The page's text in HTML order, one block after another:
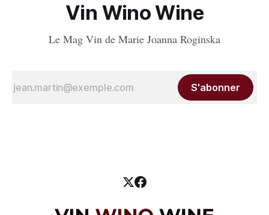
Vin Wino Wine
Le Mag Vin de Marie Joanna Roginska
S'abonner